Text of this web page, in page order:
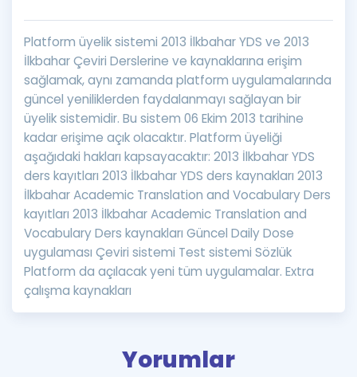
ÖSYM Sınav Takvimi
Kampanyalar
Blog
İngilizce Gramer
Platform üyelik sistemi 2013 İlkbahar YDS ve 2013
İlkbahar Çeviri Derslerine ve kaynaklarına erişim
sağlamak, aynı zamanda platform uygulamalarında
güncel yeniliklerden faydalanmayı sağlayan bir
üyelik sistemidir. Bu sistem 06 Ekim 2013 tarihine
kadar erişime açık olacaktır. Platform üyeliği
aşağıdaki hakları kapsayacaktır: 2013 İlkbahar YDS
ders kayıtları 2013 İlkbahar YDS ders kaynakları 2013
İlkbahar Academic Translation and Vocabulary Ders
kayıtları 2013 İlkbahar Academic Translation and
Vocabulary Ders kaynakları Güncel Daily Dose
uygulaması Çeviri sistemi Test sistemi Sözlük
Platform da açılacak yeni tüm uygulamalar. Extra
çalışma kaynakları
Yorumlar